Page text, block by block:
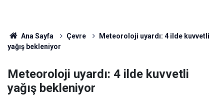
Ana Sayfa Çevre
Meteoroloji uyardı: 4 ilde kuvvetli
yağış bekleniyor
Meteoroloji uyardı: 4 ilde kuvvetli
yağış bekleniyor